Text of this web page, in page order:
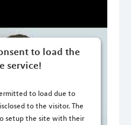
to load the
service!
to load due to
to the visitor. The
setup the site with their